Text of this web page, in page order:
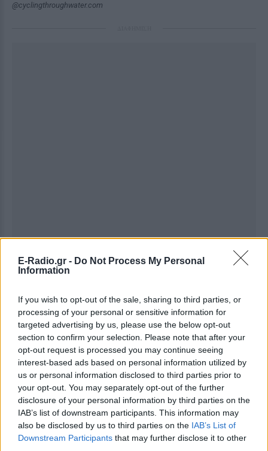
E-Radio.gr - Do Not Process My Personal
Information
If you wish to opt-out of the sale, sharing to third parties, or
processing of your personal or sensitive information for
targeted advertising by us, please use the below opt-out
section to confirm your selection. Please note that after your
opt-out request is processed you may continue seeing
interest-based ads based on personal information utilized by
us or personal information disclosed to third parties prior to
your opt-out. You may separately opt-out of the further
disclosure of your personal information by third parties on the
IAB’s list of downstream participants. This information may
also be disclosed by us to third parties on the IAB’s List of
Downstream Participants that may further disclose it to other
@cyclingthroughwater.com
Ακολουθήστε το E-Radio.gr στο Google News
και μάθετε πρώτοιτα πιο hot νέα.
Διαβάστε περισσότερα θέματα γιαΜόδα ,
Ομορφιά,Σχέσειςκαι φυσικάCelebrities στο νέο
Pink.gr!
Ακολουθήστε το E-Radio.gr και στο Instagram
ΔΙΑΦΗΜΙΣΗ